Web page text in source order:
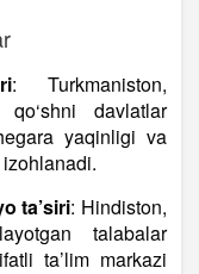
: Turkmaniston,
davlatlar
yaqinligi va
ta’siri: Hindiston,
talabalar
ta’lim markazi